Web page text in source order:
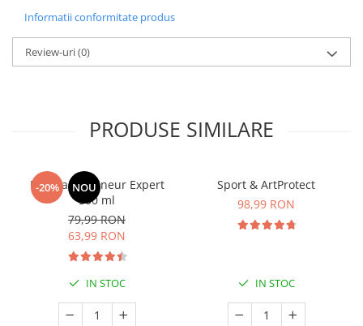
Informatii conformitate produs
Review-uri(0)
PRODUSE SIMILARE
-20% NOU
Manhaē Draineur Expert
500 ml
79,99 RON
63,99 RON
IN STOC
Sport & ArtProtect
98,99 RON
IN STOC